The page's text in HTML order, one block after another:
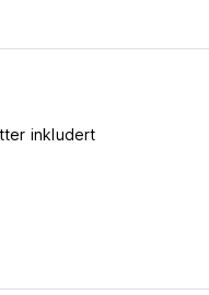
bibliotek/datarom
og glass. Vær
vår.
situasjonen og på
inkludert